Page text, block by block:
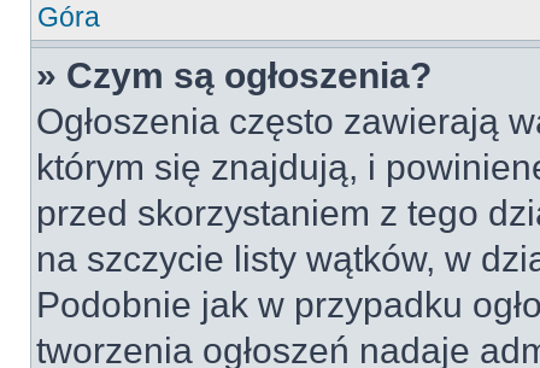
Góra
» Czym są ogłoszenia?
Ogłoszenia często zawierają
którym się znajdują, i
przed skorzystaniem z tego
na szczycie listy wątków, w
Podobnie jak w przypadku
tworzenia ogłoszeń nadaje